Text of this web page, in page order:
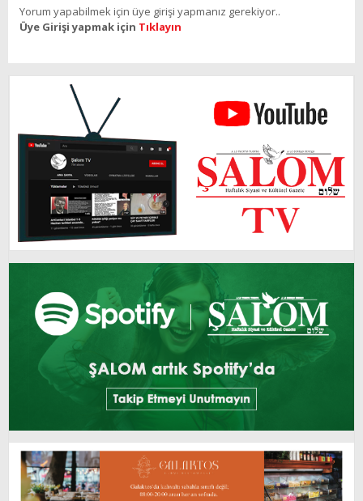
Yorum yapabilmek için üye girişi yapmanız gerekiyor..
Üye Girişi yapmak için Tıklayın